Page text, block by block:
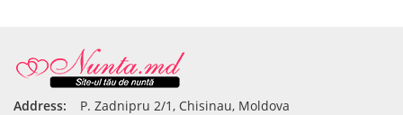
Address:
P. Zadnipru 2/1, Chisinau, Moldova